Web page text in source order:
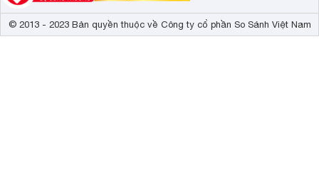
© 2013 - 2023 Bản quyền thuộc về Công ty cổ phần So Sánh Việt Nam